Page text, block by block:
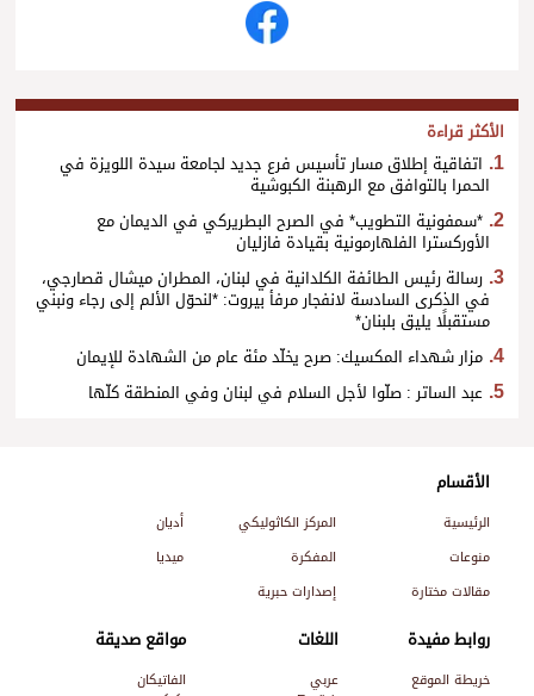
الأكثر قراءة
اتفاقية إطلاق مسار تأسيس فرع جديد لجامعة سيدة اللويزة في
الحمرا بالتوافق مع الرهبنة الكبوشية
*سمفونية التطويب* في الصرح البطريركي في الديمان مع
الأوركسترا الفلهارمونية بقيادة فازليان
رسالة رئيس الطائفة الكلدانية في لبنان، المطران ميشال قصارجي،
في الذكرى السادسة لانفجار مرفأ بيروت: *لنحوّل الألم إلى رجاء ونبني
مستقبلًا يليق بلبنان*
مزار شهداء المكسيك: صرح يخلّد مئة عام من الشهادة للإيمان
عبد الساتر : صلّوا لأجل السلام في لبنان وفي المنطقة كلّها
الأقسام
الرئيسية المركز الكاثوليكي
أديان
منوعات
المفكرة
ميديا
مقالات مختارة
إصدارات حبرية
روابط مفيدة
خريطة الموقع
اللغات
عربي
مواقع صديقة
الفاتيكان